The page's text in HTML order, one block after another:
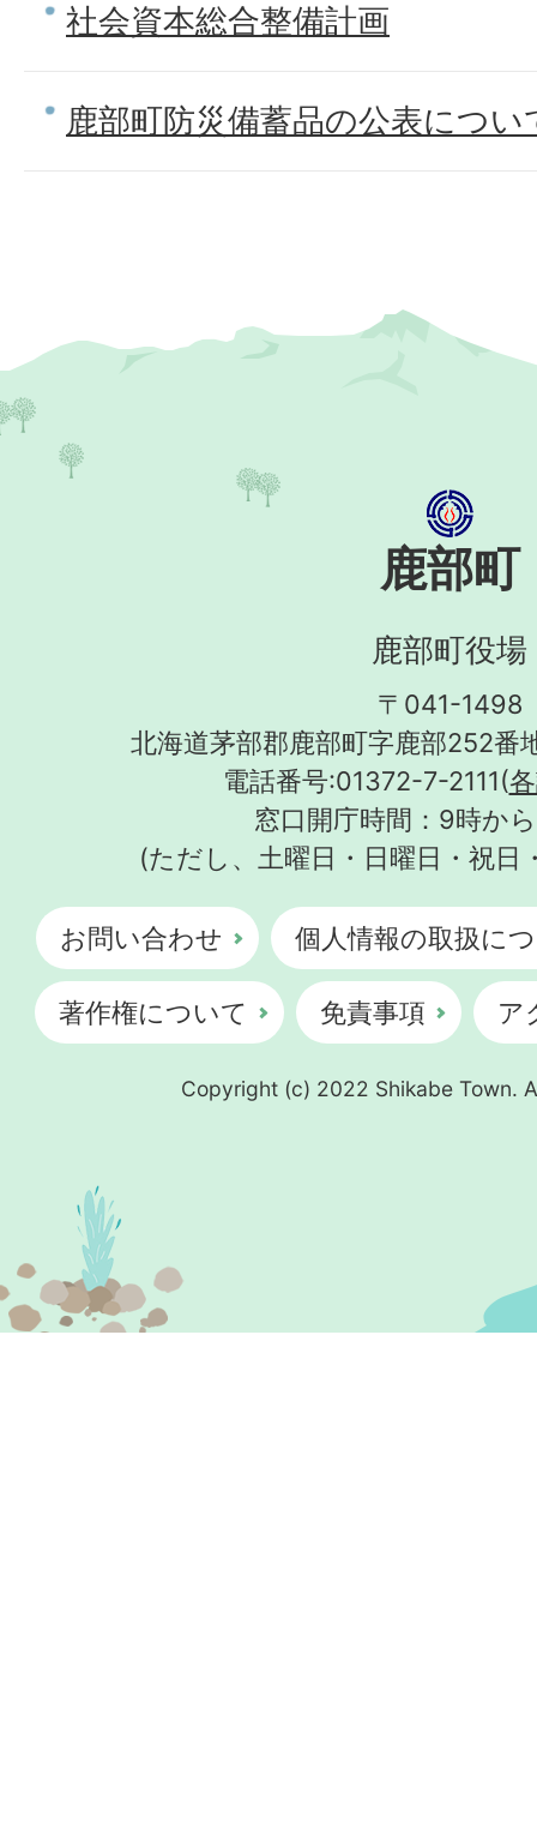
社会資本総合整備計画
鹿部町防災備蓄品の公表につい
鹿部町
鹿部町役場
〒041-1498
北海道茅部郡鹿部町字鹿部252番
電話番号:01372-7-2111(
窓口開庁時間：9時か
(ただし、土曜日・日曜日・祝日
お問い合わせ 個人情報の取扱に
著作権について 免責事項 ア
Copyright (c) 2022 Shikabe Town.